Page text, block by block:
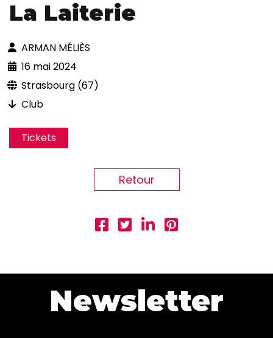
La Laiterie
ARMAN MÉLIÈS
16 mai 2024
Strasbourg (67)
Club
Tickets
Retour
Newsletter